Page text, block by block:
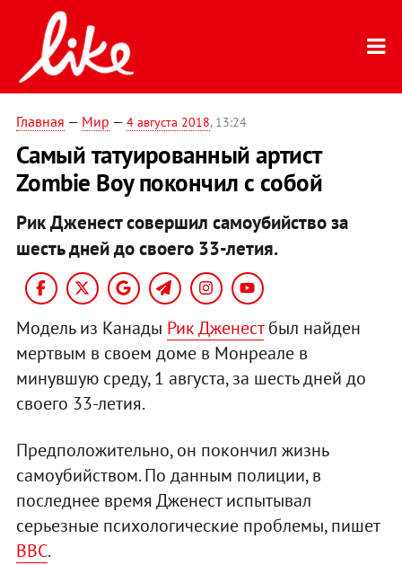
Главная — Мир — 4 августа 2018, 13:24
Самый татуированный артист
Zombie Boy покончил с собой
Рик Дженест совершил самоубийство за
шесть дней до своего 33-летия.
Модель из Канады Рик Дженестбыл найден
мертвым в своем доме в Монреале в
минувшую среду, 1 августа, за шесть дней до
своего 33-летия.
Предположительно, он покончил жизнь
самоубийством. По данным полиции, в
последнее время Дженест испытывал
серьезные психологические проблемы, пишет
ВВС.